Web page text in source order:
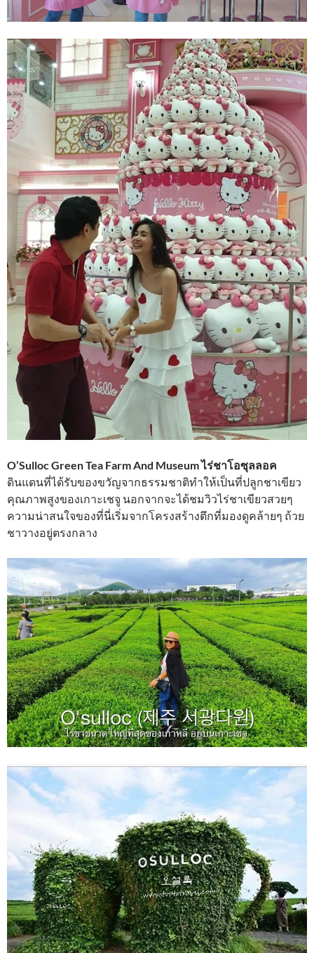
O’Sulloc Green Tea Farm And Museum ไร่ชาโอซุลลอค
ดินแดนที่ได้รับของขวัญจากธรรมชาติทําให้เป็นที่ปลูกชาเขียว
คุณภาพสูงของเกาะเชจู นอกจากจะได้ชมวิวไร่ชาเขียวสวยๆ
ความน่าสนใจของที่นี่เริ่มจากโครงสร้างตึกที่มองดูคล้ายๆ ถ้วย
ชาวางอยู่ตรงกลาง